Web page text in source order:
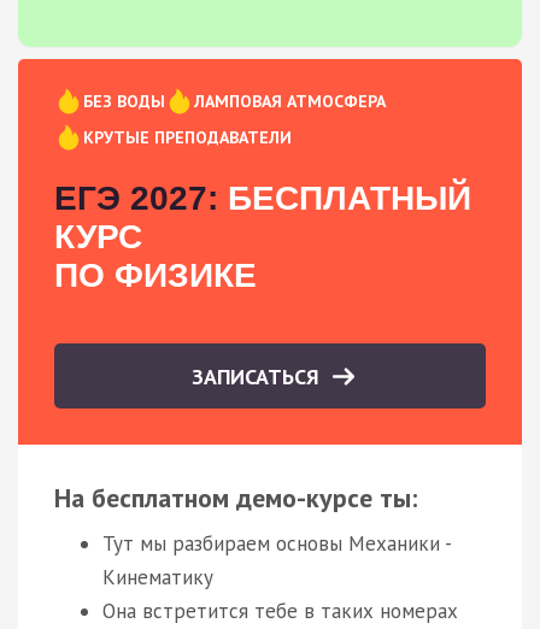
БЕЗ ВОДЫ
ЛАМПОВАЯ АТМОСФЕРА
КРУТЫЕ ПРЕПОДАВАТЕЛИ
ЕГЭ 2027: БЕСПЛАТНЫЙ
КУРС
ПО ФИЗИКЕ
ЗАПИСАТЬСЯ
На бесплатном демо-курсе ты:
Тут мы разбираем основы Механики -
Кинематику
Она встретится тебе в таких номерах